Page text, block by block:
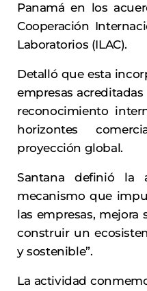
Panamá en los
Cooperación
Laboratorios (ILAC).
Detalló que esta
empresas
reconocimiento
horizontes
proyección global.
Santana definió la
mecanismo que
las empresas,
construir un
y sostenible”.
La actividad